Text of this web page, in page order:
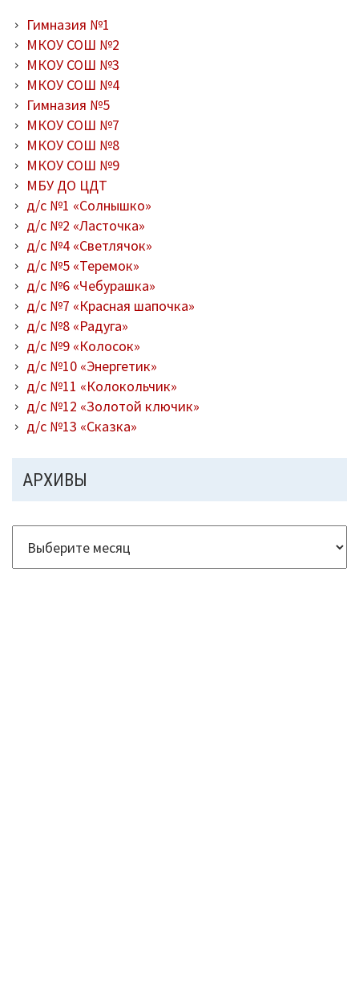
Гимназия №1
МКОУ СОШ №2
МКОУ СОШ №3
МКОУ СОШ №4
Гимназия №5
МКОУ СОШ №7
МКОУ СОШ №8
МКОУ СОШ №9
МБУ ДО ЦДТ
д/с №1 «Солнышко»
д/с №2 «Ласточка»
д/с №4 «Светлячок»
д/с №5 «Теремок»
д/с №6 «Чебурашка»
д/с №7 «Красная шапочка»
д/с №8 «Радуга»
д/с №9 «Колосок»
д/с №10 «Энергетик»
д/с №11 «Колокольчик»
д/с №12 «Золотой ключик»
д/с №13 «Сказка»
АРХИВЫ